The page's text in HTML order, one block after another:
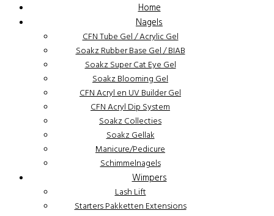
Home
Nagels
CFN Tube Gel / Acrylic Gel
Soakz Rubber Base Gel / BIAB
Soakz Super Cat Eye Gel
Soakz Blooming Gel
CFN Acryl en UV Builder Gel
CFN Acryl Dip System
Soakz Collecties
Soakz Gellak
Manicure/Pedicure
Schimmelnagels
Wimpers
Lash Lift
Starters Pakketten Extensions